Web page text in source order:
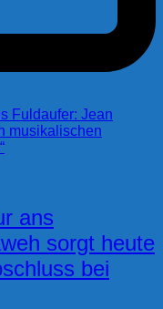
ans
sorgt heute
bei